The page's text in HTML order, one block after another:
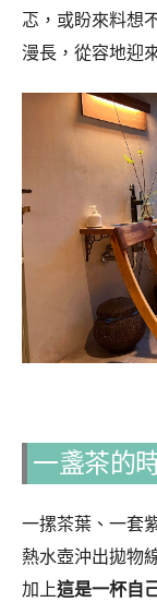
忑，或盼來料想
漫長，從容地迎
一盞茶的
一摞茶葉、一套
熱水壺沖出拋物
加上這是一杯自